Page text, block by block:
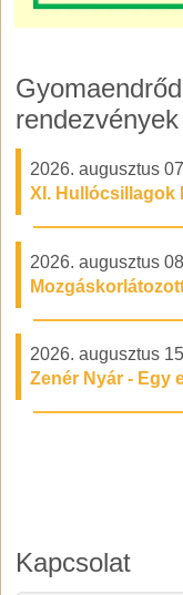
rendezvények
2026. augusztus
XI. Hullócsillagok
2026. augusztus
2026. augusztus
Zenér Nyár - Egy
Kapcsolat